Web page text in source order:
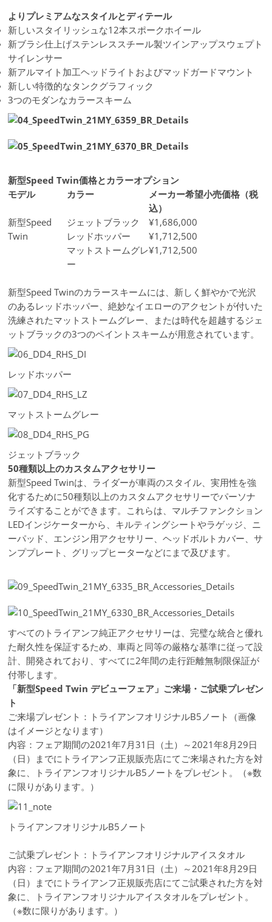
よりプレミアムなスタイルとディテール
新しいスタイリッシュな12本スポークホイール
新ブラシ仕上げステンレススチール製ツインアップスウェプト
サイレンサー
新アルマイト加工ヘッドライトおよびマッドガードマウント
新しい特徴的なタンクグラフィック
3つのモダンなカラースキーム
新型Speed Twin価格とカラーオプション
モデル
カラー
メーカー希望小売価格（税
込）
新型Speed
Twin
ジェットブラック
¥1,686,000
レッドホッパー
¥1,712,500
マットストームグレ
ー
¥1,712,500
新型Speed Twinのカラースキームには、新しく鮮やかで光沢
のあるレッドホッパー、絶妙なイエローのアクセントが付いた
洗練されたマットストームグレー、または時代を超越するジェ
ットブラックの3つのペイントスキームが用意されています。
レッドホッパー
マットストームグレー
ジェットブラック
50種類以上のカスタムアクセサリー
新型Speed Twinは、ライダーが車両のスタイル、実用性を強
化するために50種類以上のカスタムアクセサリーでパーソナ
ライズすることができます。これらは、マルチファンクション
LEDインジケーターから、キルティングシートやラゲッジ、ニ
ーパッド、エンジン用アクセサリー、ヘッドボルトカバー、サ
ンププレート、グリップヒーターなどにまで及びます。
すべてのトライアンフ純正アクセサリーは、完璧な統合と優れ
た耐久性を保証するため、車両と同等の厳格な基準に従って設
計、開発されており、すべてに2年間の走行距離無制限保証が
付帯します。
「新型Speed Twin デビューフェア」ご来場・ご試乗プレゼン
ト
ご来場プレゼント：トライアンフオリジナルB5ノート（画像
はイメージとなります）
内容：フェア期間の2021年7月31日（土）～2021年8月29日
（日）までにトライアンフ正規販売店にてご来場された方を対
象に、トライアンフオリジナルB5ノートをプレゼント。（※数
に限りがあります。）
トライアンフオリジナルB5ノート
ご試乗プレゼント：トライアンフオリジナルアイスタオル
内容：フェア期間の2021年7月31日（土）～2021年8月29日
（日）までにトライアンフ正規販売店にてご試乗された方を対
象に、トライアンフオリジナルアイスタオルをプレゼント。
（※数に限りがあります。）